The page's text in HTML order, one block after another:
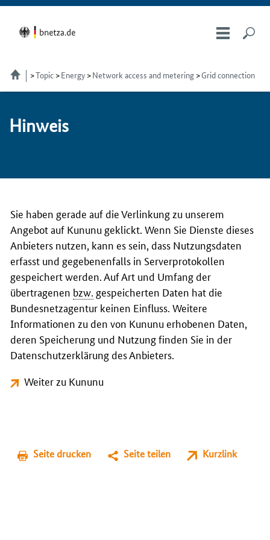
Topic Energy Network access and metering Grid connection
Hin­weis
Sie haben gerade auf die Verlinkung zu unserem
Angebot auf Kununu geklickt. Wenn Sie Dienste dieses
Anbieters nutzen, kann es sein, dass Nutzungsdaten
erfasst und gegebenenfalls in Serverprotokollen
gespeichert werden. Auf Art und Umfang der
übertragenen bzw. gespeicherten Daten hat die
Bundesnetzagentur keinen Einfluss. Weitere
Informationen zu den von Kununu erhobenen Daten,
deren Speicherung und Nutzung finden Sie in der
Datenschutzerklärung des Anbieters.
Weiter zu Kununu
Seite drucken Seite teilen Kurzlink